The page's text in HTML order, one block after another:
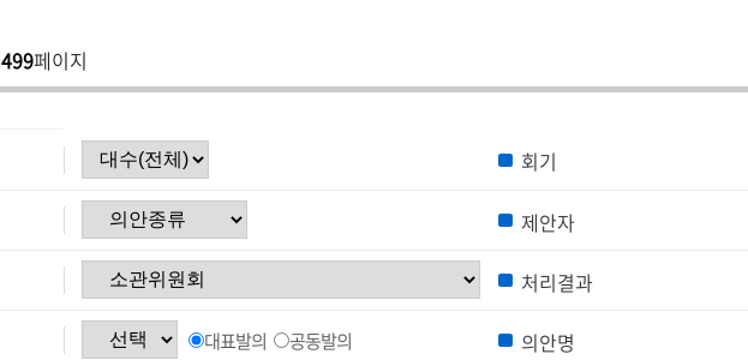
499페이지
회기
제안자
처리결과
대표발의 공동발의 의안명